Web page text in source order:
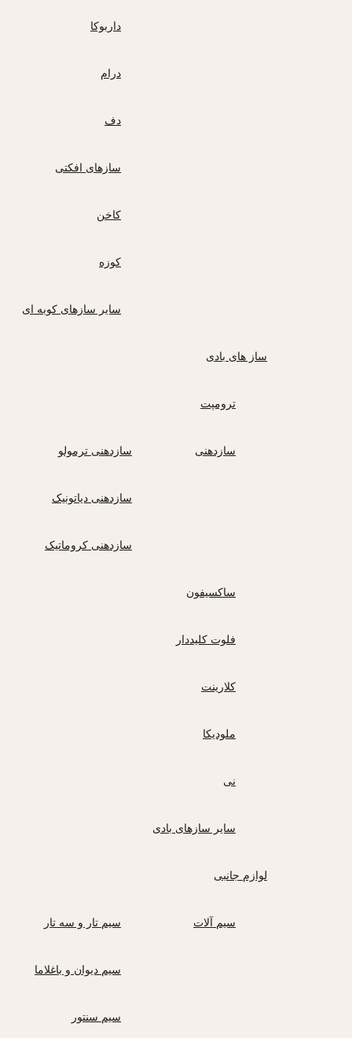
داربوکا
درام
دف
سازهای افکتی
کاخن
کوزه
سایر سازهای کوبه ای
ساز های بادی
ترومپت
سازدهنی سازدهنی ترمولو
سازدهنی دیاتونیک
سازدهنی کروماتیک
ساکسیفون
فلوت کلیددار
کلارینت
ملودیکا
نی
سایر سازهای بادی
لوازم جانبی
سیم آلات سیم تار و سه تار
سیم دیوان و باغلاما
سیم سنتور